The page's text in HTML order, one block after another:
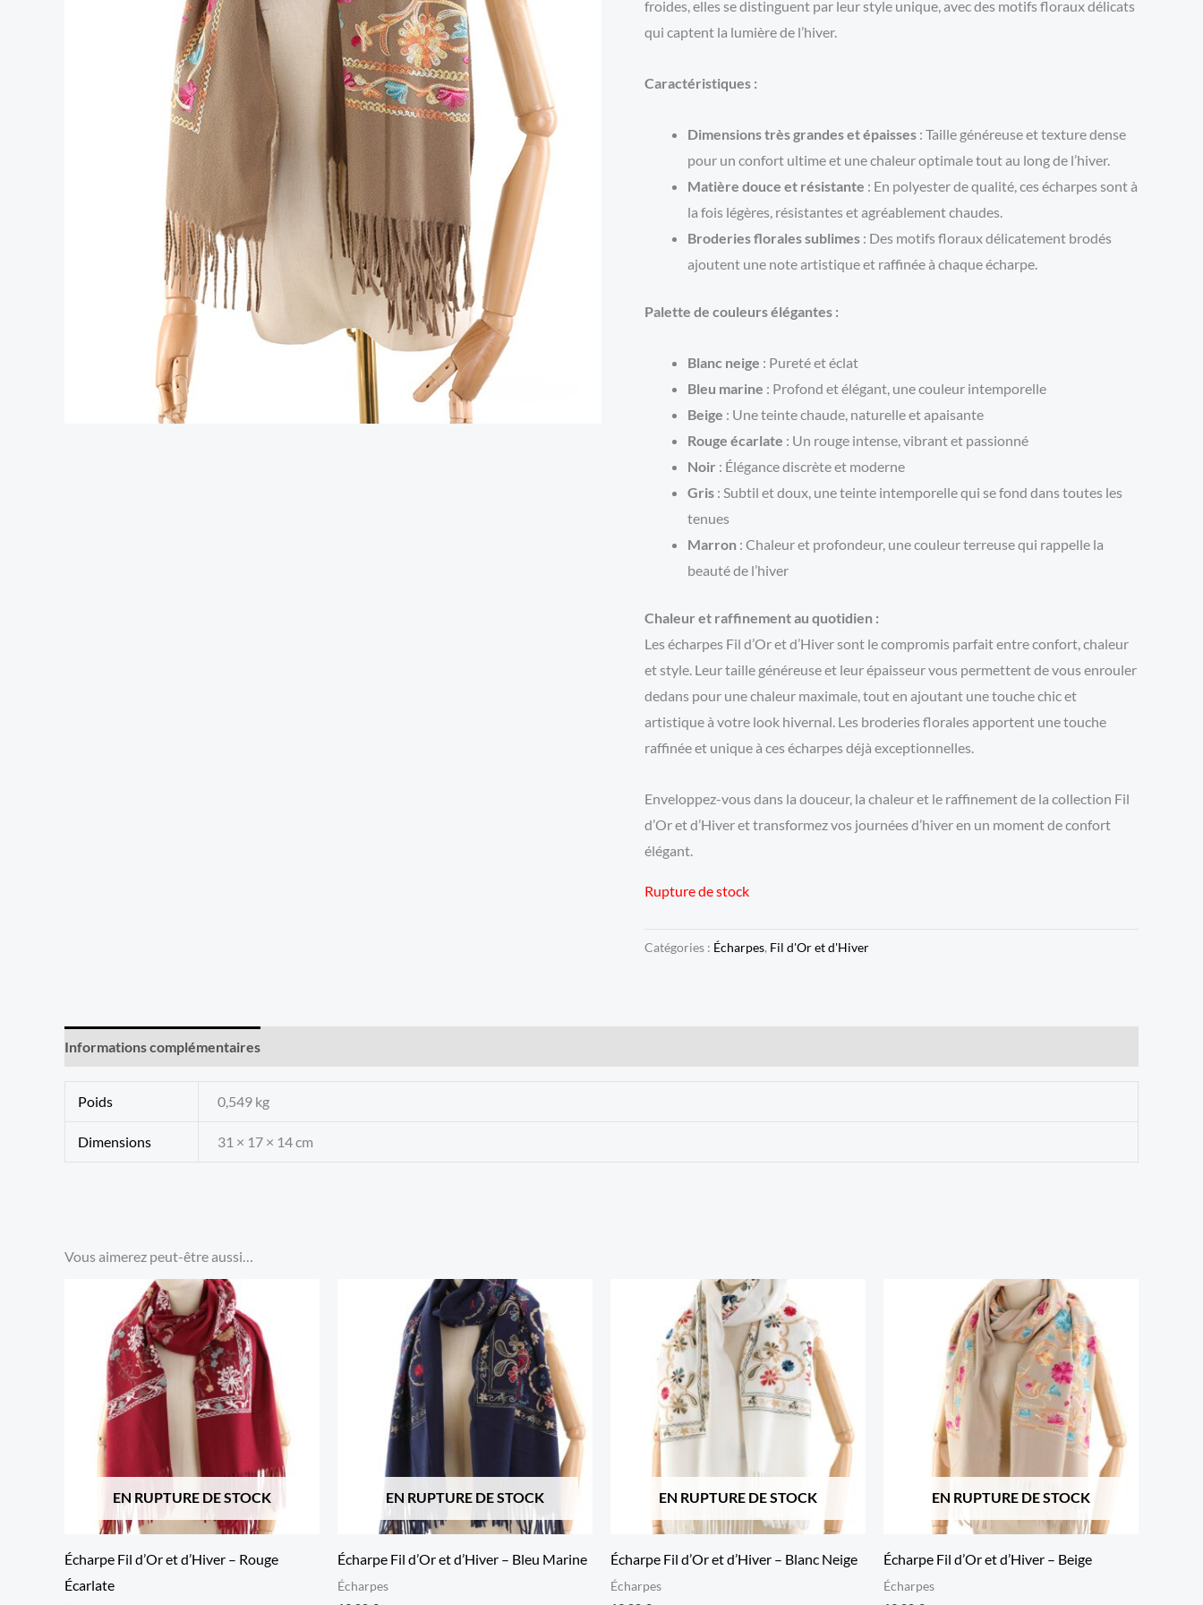
froides, elles se distinguent par leur style unique, avec des motifs floraux délicats
qui captent la lumière de l’hiver.
Caractéristiques :
Dimensions très grandes et épaisses : Taille généreuse et texture dense
pour un confort ultime et une chaleur optimale tout au long de l’hiver.
Matière douce et résistante : En polyester de qualité, ces écharpes sont à
la fois légères, résistantes et agréablement chaudes.
Broderies florales sublimes : Des motifs floraux délicatement brodés
ajoutent une note artistique et raffinée à chaque écharpe.
Palette de couleurs élégantes :
Blanc neige : Pureté et éclat
Bleu marine : Profond et élégant, une couleur intemporelle
Beige : Une teinte chaude, naturelle et apaisante
Rouge écarlate : Un rouge intense, vibrant et passionné
Noir : Élégance discrète et moderne
Gris : Subtil et doux, une teinte intemporelle qui se fond dans toutes les
tenues
Marron : Chaleur et profondeur, une couleur terreuse qui rappelle la
beauté de l’hiver
Chaleur et raffinement au quotidien :
Les écharpes Fil d’Or et d’Hiver sont le compromis parfait entre confort, chaleur
et style. Leur taille généreuse et leur épaisseur vous permettent de vous enrouler
dedans pour une chaleur maximale, tout en ajoutant une touche chic et
artistique à votre look hivernal. Les broderies florales apportent une touche
raffinée et unique à ces écharpes déjà exceptionnelles.
Enveloppez-vous dans la douceur, la chaleur et le raffinement de la collection Fil
d’Or et d’Hiver et transformez vos journées d’hiver en un moment de confort
élégant.
Rupture de stock
Catégories : Écharpes, Fil d'Or et d'Hiver
Informations complémentaires
Poids 0,549 kg
Dimensions 31 × 17 × 14 cm
Vous aimerez peut-être aussi…
EN RUPTURE DE STOCK
Écharpe Fil d’Or et d’Hiver – Rouge
Écarlate
EN RUPTURE DE STOCK
Écharpe Fil d’Or et d’Hiver – Bleu Marine
Écharpes
EN RUPTURE DE STOCK
Écharpe Fil d’Or et d’Hiver – Blanc Neige
Écharpes
EN RUPTURE DE STOCK
Écharpe Fil d’Or et d’Hiver – Beige
Écharpes